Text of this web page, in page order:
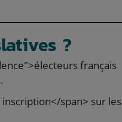
?
français
span> sur les